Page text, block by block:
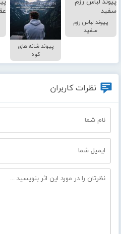
پیوند لباس رزم
سفید
پیوند شانه های
کوه
نظرات کاربران